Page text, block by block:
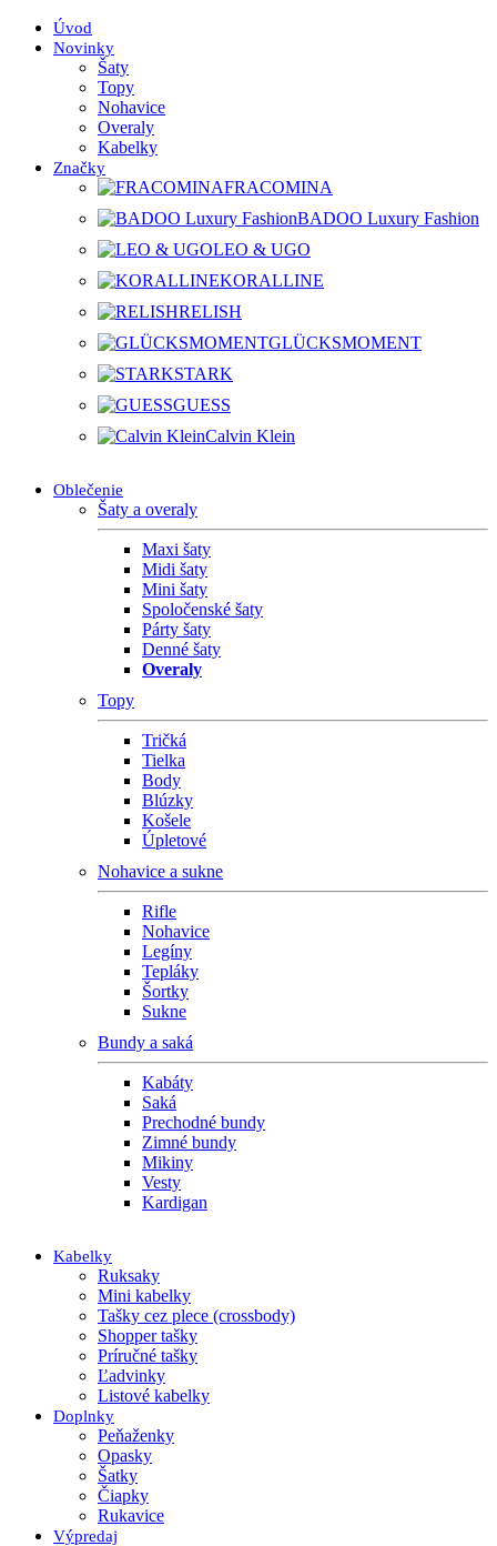
Úvod
Novinky
Šaty
Topy
Nohavice
Overaly
Kabelky
Značky
FRACOMINA
BADOO Luxury Fashion
LEO & UGO
KORALLINE
RELISH
GLÜCKSMOMENT
STARK
GUESS
Calvin Klein
Oblečenie
Šaty a overaly
Maxi šaty
Midi šaty
Mini šaty
Spoločenské šaty
Párty šaty
Denné šaty
Overaly
Topy
Tričká
Tielka
Body
Blúzky
Košele
Úpletové
Nohavice a sukne
Rifle
Nohavice
Legíny
Tepláky
Šortky
Sukne
Bundy a saká
Kabáty
Saká
Prechodné bundy
Zimné bundy
Mikiny
Vesty
Kardigan
Kabelky
Ruksaky
Mini kabelky
Tašky cez plece (crossbody)
Shopper tašky
Príručné tašky
Ľadvinky
Listové kabelky
Doplnky
Peňaženky
Opasky
Šatky
Čiapky
Rukavice
Výpredaj